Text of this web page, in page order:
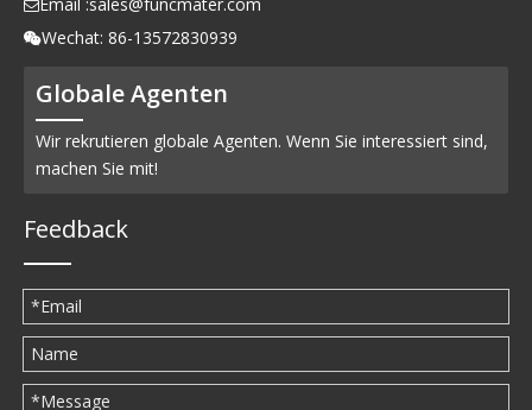

Wechat: 86-13572830939
Globale Agenten
Wir rekrutieren globale Agenten. Wenn Sie interessiert sind,
machen Sie mit!
Feedback